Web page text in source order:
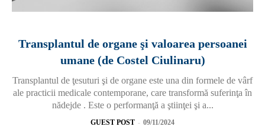
Transplantul de organe şi valoarea persoanei
umane (de Costel Ciulinaru)
Transplantul de ţesuturi şi de organe este una din formele de vârf
ale practicii medicale contemporane, care transformă suferinţa în
nădejde . Este o performanţă a ştiinţei şi a...
GUEST POST - 09/11/2024